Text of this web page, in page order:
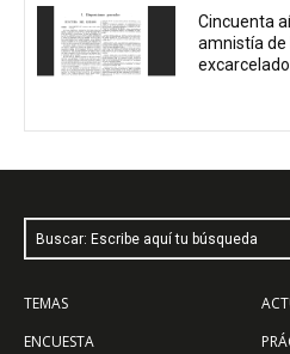
Cincuenta
amnistía de
Buscar: Escribe aquí tu búsqueda
TEMAS
ENCUESTA